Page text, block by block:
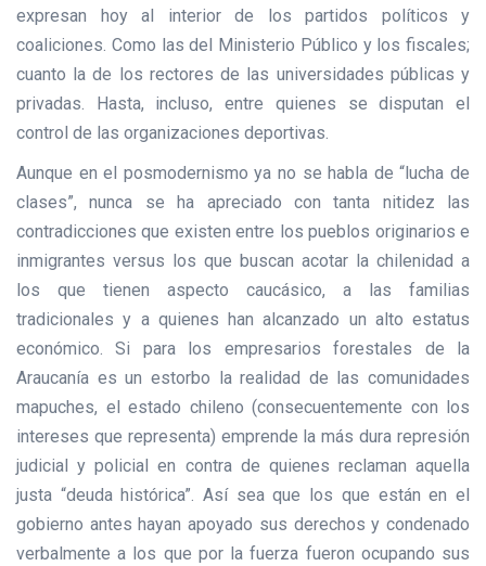
expresan hoy al interior de los partidos políticos y
coaliciones. Como las del Ministerio Público y los fiscales;
cuanto la de los rectores de las universidades públicas y
privadas. Hasta, incluso, entre quienes se disputan el
control de las organizaciones deportivas.
Aunque en el posmodernismo ya no se habla de “lucha de
clases”, nunca se ha apreciado con tanta nitidez las
contradicciones que existen entre los pueblos originarios e
inmigrantes versus los que buscan acotar la chilenidad a
los que tienen aspecto caucásico, a las familias
tradicionales y a quienes han alcanzado un alto estatus
económico. Si para los empresarios forestales de la
Araucanía es un estorbo la realidad de las comunidades
mapuches, el estado chileno (consecuentemente con los
intereses que representa) emprende la más dura represión
judicial y policial en contra de quienes reclaman aquella
justa “deuda histórica”. Así sea que los que están en el
gobierno antes hayan apoyado sus derechos y condenado
verbalmente a los que por la fuerza fueron ocupando sus